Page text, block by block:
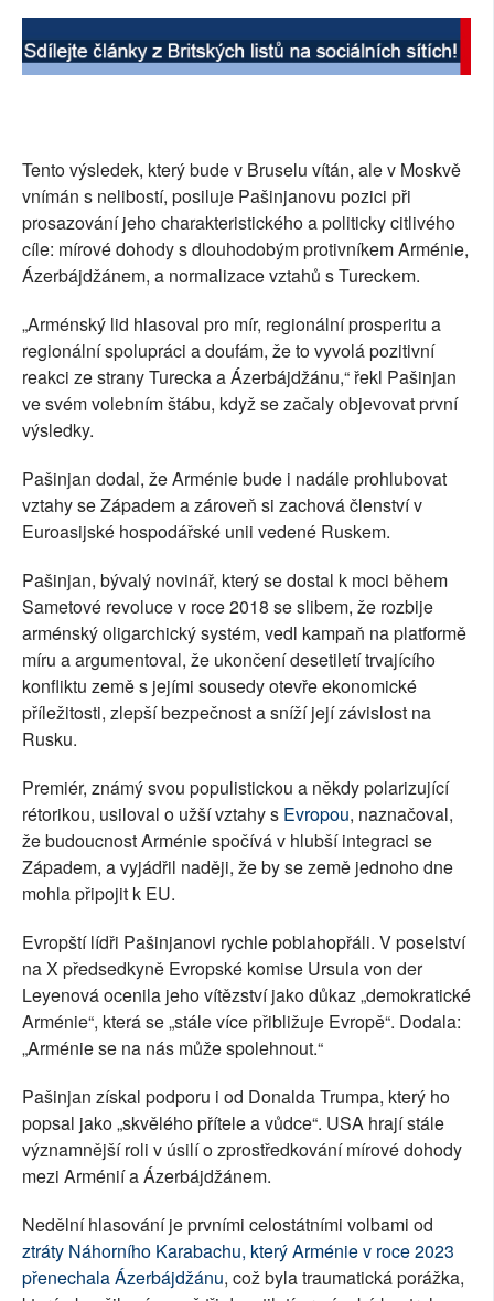
Tento výsledek, který bude v Bruselu vítán, ale v Moskvě
vnímán s nelibostí, posiluje Pašinjanovu pozici při
prosazování jeho charakteristického a politicky citlivého
cíle: mírové dohody s dlouhodobým protivníkem Arménie,
Ázerbájdžánem, a normalizace vztahů s Tureckem.
„Arménský lid hlasoval pro mír, regionální prosperitu a
regionální spolupráci a doufám, že to vyvolá pozitivní
reakci ze strany Turecka a Ázerbájdžánu,“ řekl Pašinjan
ve svém volebním štábu, když se začaly objevovat první
výsledky.
Pašinjan dodal, že Arménie bude i nadále prohlubovat
vztahy se Západem a zároveň si zachová členství v
Euroasijské hospodářské unii vedené Ruskem.
Pašinjan, bývalý novinář, který se dostal k moci během
Sametové revoluce v roce 2018 se slibem, že rozbije
arménský oligarchický systém, vedl kampaň na platformě
míru a argumentoval, že ukončení desetiletí trvajícího
konfliktu země s jejími sousedy otevře ekonomické
příležitosti, zlepší bezpečnost a sníží její závislost na
Rusku.
Premiér, známý svou populistickou a někdy polarizující
rétorikou, usiloval o užší vztahy s Evropou, naznačoval,
že budoucnost Arménie spočívá v hlubší integraci se
Západem, a vyjádřil naději, že by se země jednoho dne
mohla připojit k EU.
Evropští lídři Pašinjanovi rychle poblahopřáli. V poselství
na X předsedkyně Evropské komise Ursula von der
Leyenová ocenila jeho vítězství jako důkaz „demokratické
Arménie“, která se „stále více přibližuje Evropě“. Dodala:
„Arménie se na nás může spolehnout.“
Pašinjan získal podporu i od Donalda Trumpa, který ho
popsal jako „skvělého přítele a vůdce“. USA hrají stále
významnější roli v úsilí o zprostředkování mírové dohody
mezi Arménií a Ázerbájdžánem.
Nedělní hlasování je prvními celostátními volbami od
ztráty Náhorního Karabachu, který Arménie v roce 2023
přenechala Ázerbájdžánu, což byla traumatická porážka,